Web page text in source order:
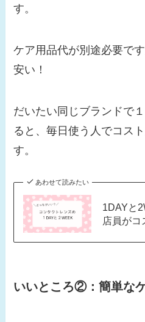
す。
ケア用品代が別途必要で
安い！
だいたい同じブランドで
ると、毎日使う人でコス
す。
あわせて読みたい
1DAYと
店員がコ
いいところ②：簡単な